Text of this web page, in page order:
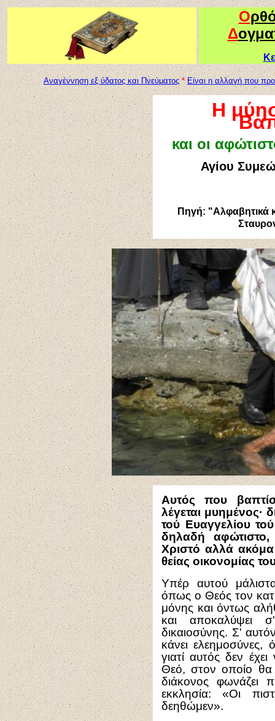
Ο
Δ
Αναγέννηση εξ ύδατος και Πνεύματος * Είναι η αλλαγή που
Η
και οι
Αγίου
Πηγή: "Αλφαβητικά
Αυτός που
λέγεται μυημένος∙
τού Ευαγγελίου
δηλαδή
Χριστό αλλά ακόμα
θείας οικονομίας
Υπέρ αυτού
όπως ο Θεός τον
μόνης και όντως
και αποκαλύψει
δικαιοσύνης. Σ'
κάνει ελεημοσύνες,
γιατί αυτός δεν
Θεό, στον οποίο θα
διάκονος φωνάζει
εκκλησία: «Οι
δεηθώμεν».